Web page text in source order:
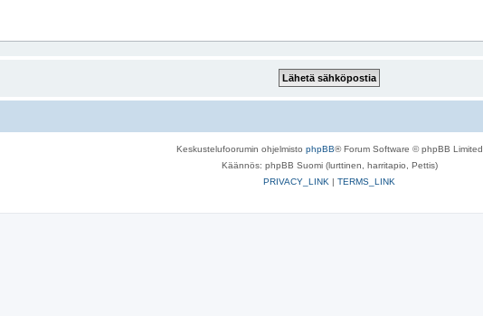
Keskustelufoorumin ohjelmisto phpBB® Forum Software © phpBB Limited
Käännös: phpBB Suomi (lurttinen, harritapio, Pettis)
PRIVACY_LINK | TERMS_LINK